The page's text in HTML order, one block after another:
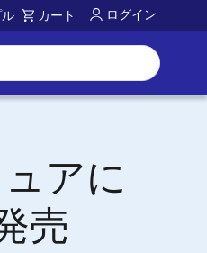
カート ログイン
アに
売